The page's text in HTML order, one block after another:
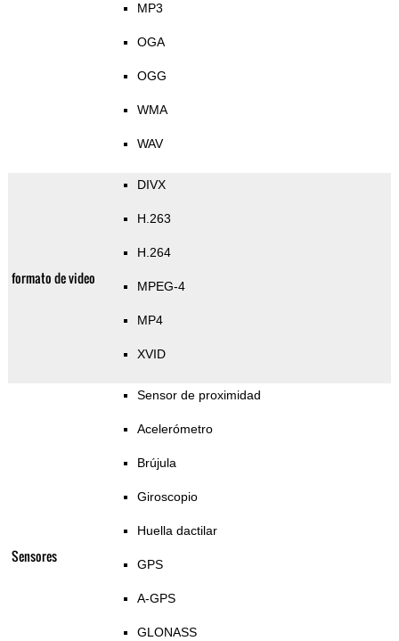
MP3
OGA
OGG
WMA
WAV
formato de video
DIVX
H.263
H.264
MPEG-4
MP4
XVID
Sensores
Sensor de proximidad
Acelerómetro
Brújula
Giroscopio
Huella dactilar
GPS
A-GPS
GLONASS